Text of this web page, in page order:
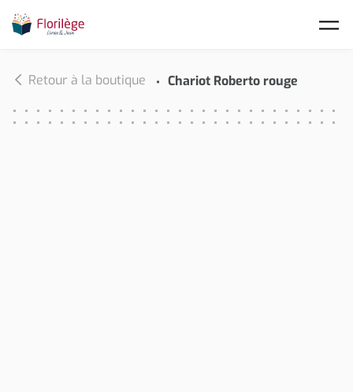
Retour à la boutique Chariot Roberto rouge